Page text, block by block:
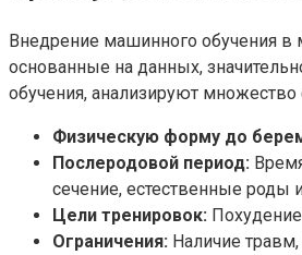
Внедрение машинного обучения
основанные на данных,
обучения, анализируют
Физическую форму до
Послеродовой период:
сечение, естественные роды
Цели тренировок:
Ограничения: Наличие